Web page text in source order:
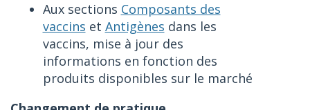
Aux sections Composants des
vaccins et Antigènes dans les
vaccins, mise à jour des
informations en fonction des
produits disponibles sur le marché